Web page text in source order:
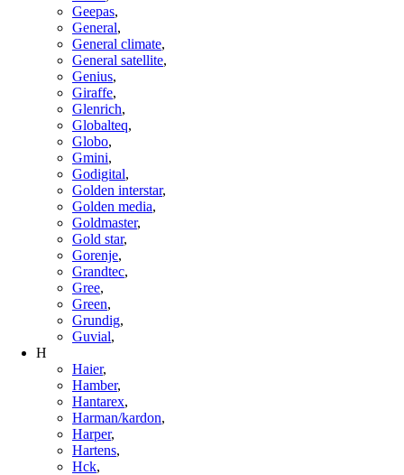
Geepas,
General,
General climate,
General satellite,
Genius,
Giraffe,
Glenrich,
Globalteq,
Globo,
Gmini,
Godigital,
Golden interstar,
Golden media,
Goldmaster,
Gold star,
Gorenje,
Grandtec,
Gree,
Green,
Grundig,
Guvial,
H
Haier,
Hamber,
Hantarex,
Harman/kardon,
Harper,
Hartens,
Hck,